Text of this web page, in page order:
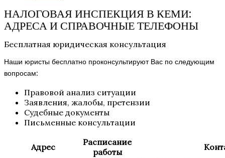
НАЛОГОВАЯ ИНСПЕКЦИЯ В КЕМИ:
АДРЕСА И СПРАВОЧНЫЕ ТЕЛЕФОНЫ
Бесплатная юридическая консультация
Наши юристы бесплатно проконсультируют Вас по следующим
вопросам:
Правовой анализ ситуации
Заявления, жалобы, претензии
Судебные документы
Письменные консультации
Адрес
Расписание
работы